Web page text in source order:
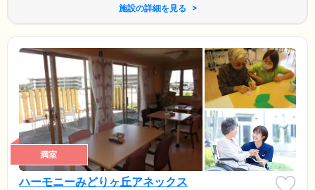
施設の詳細を見る
満室
ハーモニーみどりヶ丘アネックス